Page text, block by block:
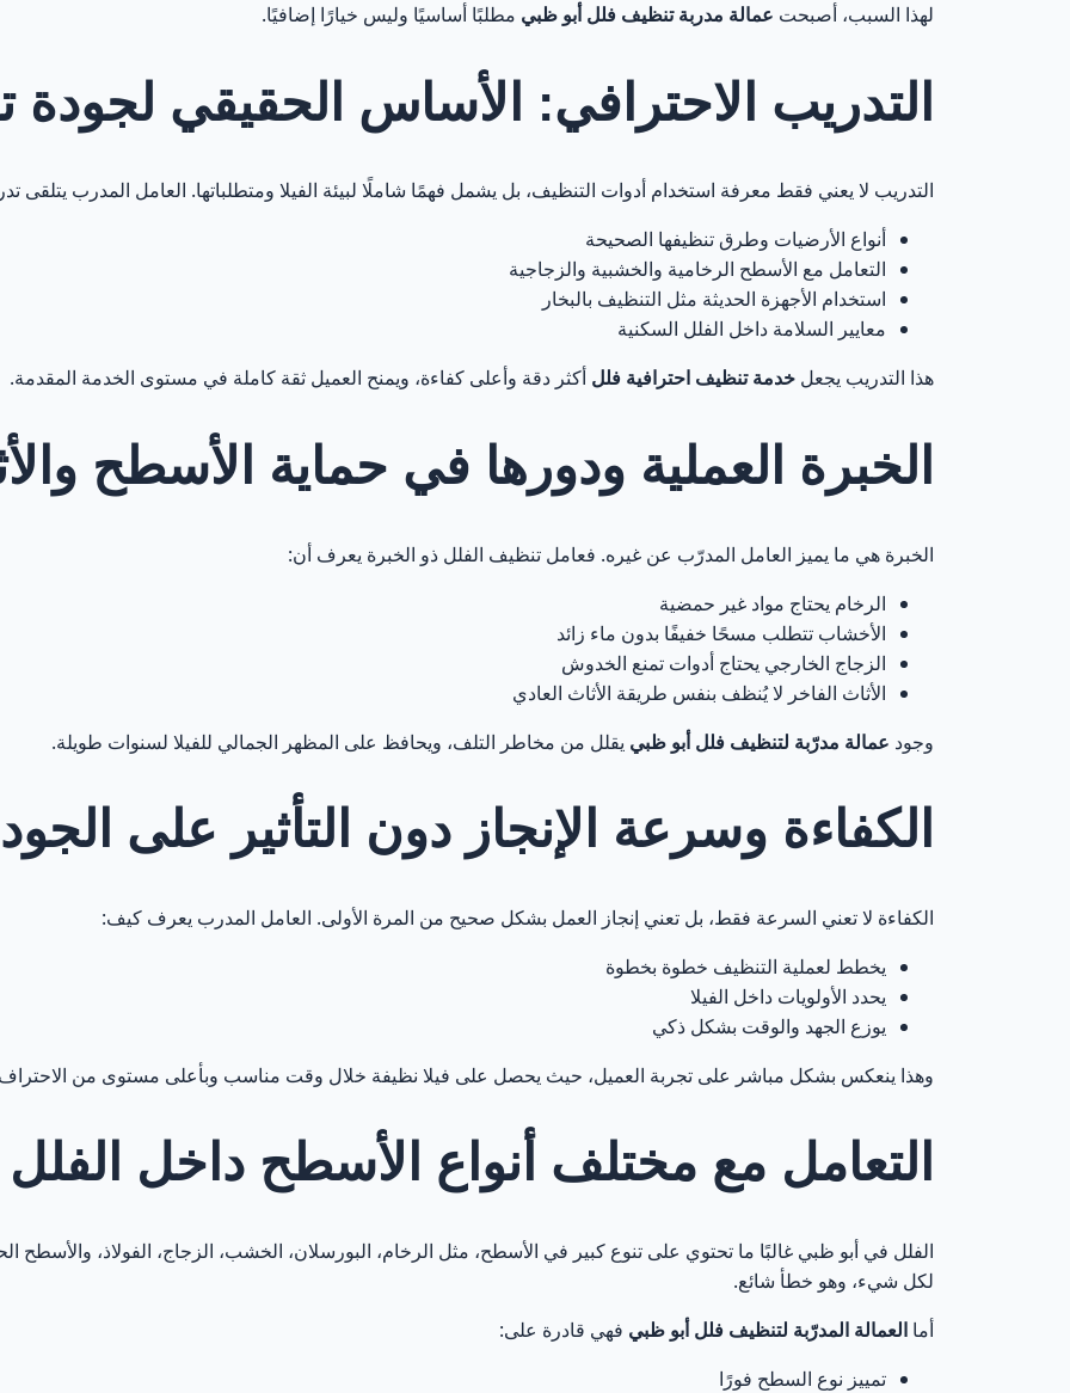
20
21 2. هل تختلف نتائج التنظيف عند الاعتماد على عمالة مدرّبة؟
22 3. كيف تضمنون أن العامل مؤهل فعليًا لتنظيف الفلل؟
23 4. هل العمالة المدرّبة قادرة على التعامل مع الأثاث الفاخر؟
25 6. هل العمالة المدرّبة توفر الوقت على العميل؟
28 آراء عملائنا عن فريق التنظيف المدرّب في أبو ظبي
لهذا السبب، أصبحت عمالة مدربة تنظيف فلل أبو ظبي مطلبًا أساسيًا وليس خيارًا إضافيًا.
التدريب الاحترافي: الأساس الحقيقي لجودة
التدريب لا يعني فقط معرفة استخدام أدوات التنظيف، بل يشمل فهمًا شاملًا لبيئة الفيلا ومتطلباتها. العامل المدرب يتلقى
أنواع الأرضيات وطرق تنظيفها الصحيحة
التعامل مع الأسطح الرخامية والخشبية والزجاجية
استخدام الأجهزة الحديثة مثل التنظيف بالبخار
معايير السلامة داخل الفلل السكنية
هذا التدريب يجعل خدمة تنظيف احترافية فلل أكثر دقة وأعلى كفاءة، ويمنح العميل ثقة كاملة في مستوى الخدمة المقدمة.
الخبرة العملية ودورها في حماية الأسطح
الخبرة هي ما يميز العامل المدرّب عن غيره. فعامل تنظيف الفلل ذو الخبرة يعرف أن:
الرخام يحتاج مواد غير حمضية
الأخشاب تتطلب مسحًا خفيفًا بدون ماء زائد
الزجاج الخارجي يحتاج أدوات تمنع الخدوش
الأثاث الفاخر لا يُنظف بنفس طريقة الأثاث العادي
وجود عمالة مدرّبة لتنظيف فلل أبو ظبي يقلل من مخاطر التلف، ويحافظ على المظهر الجمالي للفيلا لسنوات طويلة.
الكفاءة وسرعة الإنجاز دون التأثير على
الكفاءة لا تعني السرعة فقط، بل تعني إنجاز العمل بشكل صحيح من المرة الأولى. العامل المدرب يعرف كيف:
يخطط لعملية التنظيف خطوة بخطوة
يحدد الأولويات داخل الفيلا
يوزع الجهد والوقت بشكل ذكي
وهذا ينعكس بشكل مباشر على تجربة العميل، حيث يحصل على فيلا نظيفة خلال وقت مناسب وبأعلى مستوى من
التعامل مع مختلف أنواع الأسطح داخل الفلل
الفلل في أبو ظبي غالبًا ما تحتوي على تنوع كبير في الأسطح، مثل الرخام، البورسلان، الخشب، الزجاج، الفولاذ،
لكل شيء، وهو خطأ شائع.
أما العمالة المدرّبة لتنظيف فلل أبو ظبي فهي قادرة على:
تمييز نوع السطح فورًا